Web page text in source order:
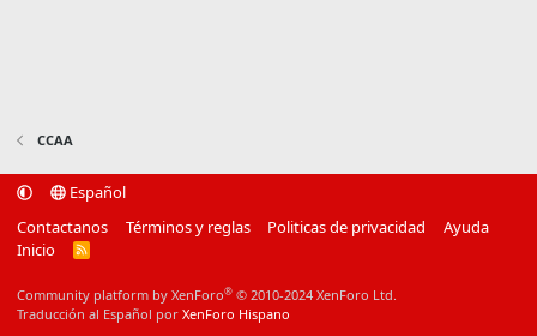
CCAA
Español
Contactanos
Términos y reglas Politicas de privacidad
Ayuda
Inicio
R
Community platform by XenForo® © 2010-2024 XenForo Ltd.
Traducción al Español por XenForo Hispano